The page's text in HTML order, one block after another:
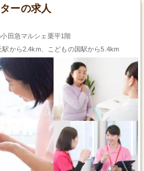
ーの求人
田急マルシェ栗平1階
から2.4km、こどもの国駅から5.4km